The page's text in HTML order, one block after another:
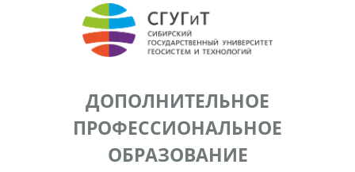
Перейти к основному содержанию
ДОПОЛНИТЕЛЬНОЕ
ПРОФЕССИОНАЛЬНОЕ
ОБРАЗОВАНИЕ